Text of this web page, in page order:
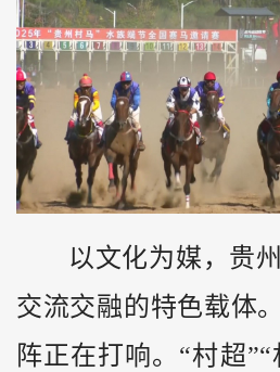
以文化为媒，贵
交流交融的特色载体
阵正在打响。“村超”“